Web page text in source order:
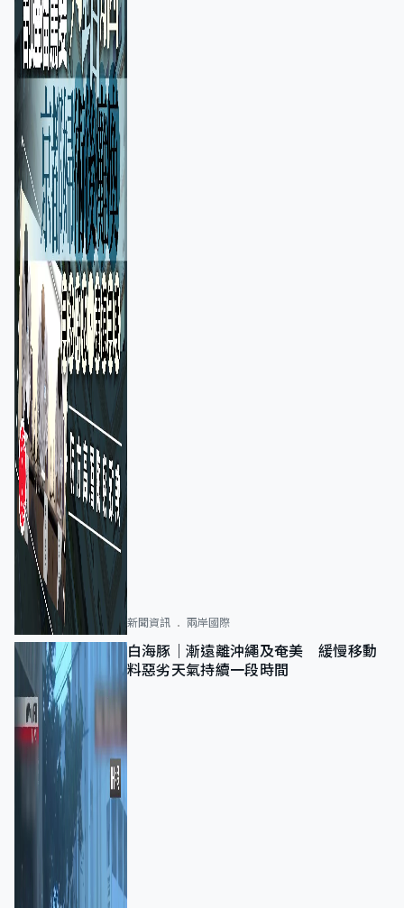
新聞資訊 兩岸國際
白海豚｜漸遠離沖繩及奄美 緩慢移動
料惡劣天氣持續一段時間